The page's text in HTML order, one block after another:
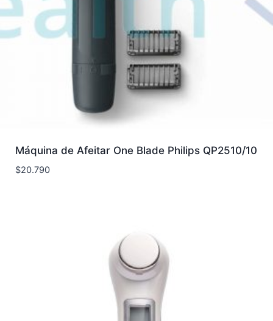
Máquina de Afeitar One Blade Philips QP2510/10
$20.790